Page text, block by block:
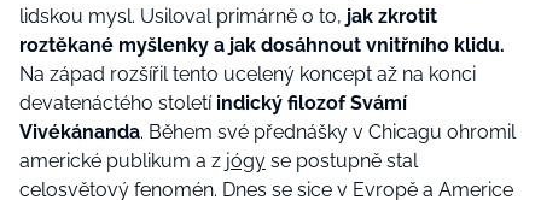
lidskou mysl. Usiloval primárně o to, jak zkrotit
roztěkané myšlenky a jak dosáhnout vnitřního klidu.
Na západ rozšířil tento ucelený koncept až na konci
devatenáctého století indický filozof Svámí
Vivékánanda. Během své přednášky v Chicagu ohromil
americké publikum a z jógy se postupně stal
celosvětový fenomén. Dnes se sice v Evropě a Americe